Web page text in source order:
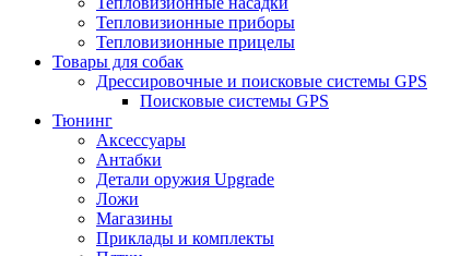
Тепловизионные приборы
Тепловизионные прицелы
Товары для собак
Дрессировочные и поисковые системы GPS
Поисковые системы GPS
Тюнинг
Аксессуары
Антабки
Детали оружия Upgrade
Ложи
Магазины
Приклады и комплекты